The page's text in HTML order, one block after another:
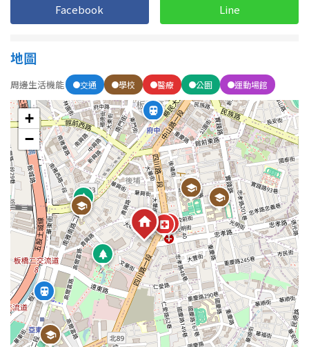
Facebook Line
地圖
周邊生活機能 交通 學校 醫療 公園 運動場館
+
−